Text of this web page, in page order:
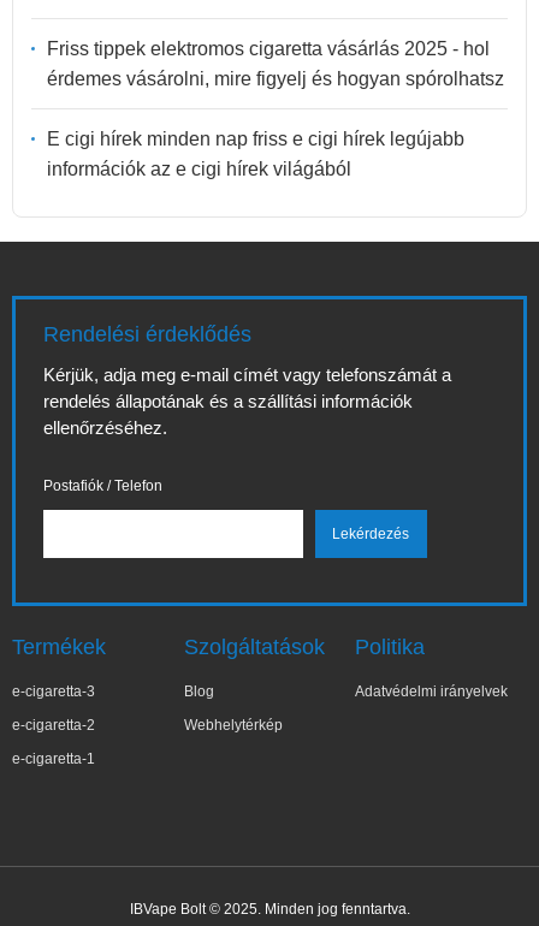
Friss tippek elektromos cigaretta vásárlás 2025 - hol
érdemes vásárolni, mire figyelj és hogyan spórolhatsz
E cigi hírek minden nap friss e cigi hírek legújabb
információk az e cigi hírek világából
Rendelési érdeklődés
Kérjük, adja meg e-mail címét vagy telefonszámát a
rendelés állapotának és a szállítási információk
ellenőrzéséhez.
Postafiók / Telefon
Termékek
e-cigaretta-3
e-cigaretta-2
e-cigaretta-1
Szolgáltatások
Blog
Webhelytérkép
Politika
Adatvédelmi irányelvek
IBVape Bolt © 2025. Minden jog fenntartva.